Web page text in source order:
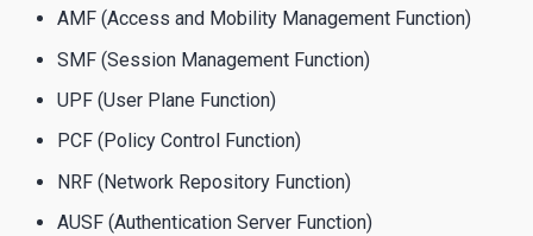
AMF (Access and Mobility Management Function)
SMF (Session Management Function)
UPF (User Plane Function)
PCF (Policy Control Function)
NRF (Network Repository Function)
AUSF (Authentication Server Function)